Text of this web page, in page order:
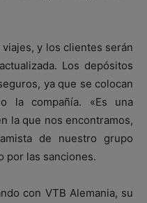
y los clientes serán
Los depósitos
ya que se colocan
la compañía. «Es una
la que nos encontramos,
de nuestro grupo
por las sanciones.
con VTB Alemania, su